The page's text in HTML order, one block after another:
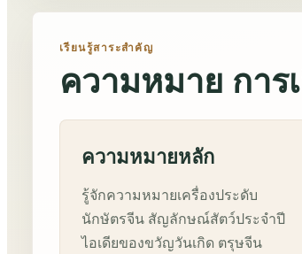
เรียนรู้สาระสำคัญ
ความหมาย การ
ความหมายหลัก
รู้จักความหมายเครื่องประดับ
นักษัตรจีน สัญลักษณ์สัตว์ประจำปี
ไอเดียของขวัญวันเกิด ตรุษจีน